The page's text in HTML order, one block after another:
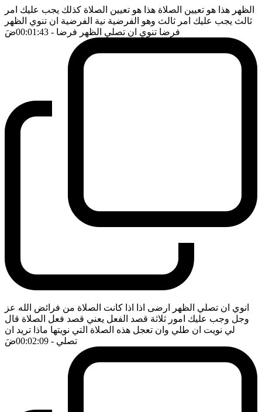
الظهر هذا هو تعيين الصلاة هذا هو تعيين الصلاة كذلك يجب عليك امر
ثالث يجب عليك امر ثالث وهو الفرضية نية الفرضية ان تنوي الظهر
فرضا تنوي ان تصلي الظهر فرضا - 00:01:43 ضَ
انوي ان تصلي الظهر ارضى اذا اذا كانت الصلاة من فرائض الله عز
وجل وجب عليك امور ثلاثة قصد الفعل يعني قصد فعل الصلاة قال
لي نويت ان طلي وان تعجل هذه الصلاة التي نويتها ماذا تريد ان
تصلي - 00:02:09 ضَ